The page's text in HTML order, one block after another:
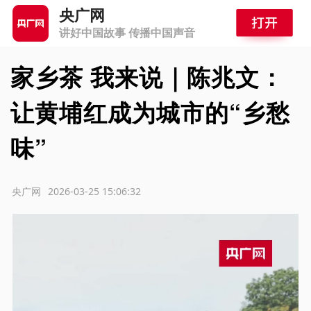
央广网
讲好中国故事 传播中国声音
家乡茶 我来说｜陈兆文：
让黄埔红成为城市的“乡愁
味”
2026-03-25 15:06:32
央广网